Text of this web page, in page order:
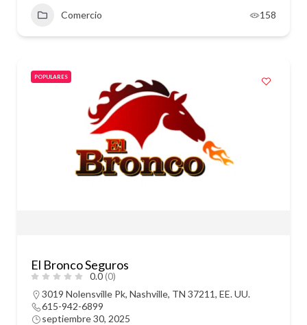
Comercio 158
POPULARES
El Bronco Seguros
0.0(0)
3019 Nolensville Pk, Nashville, TN 37211, EE. UU.
615-942-6899
septiembre 30, 2025